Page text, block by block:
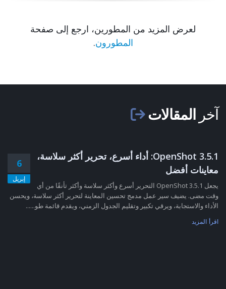
لعرض المزيد من المطورين، ارجع إلى صفحة
المطورون.
آخر المقالات
6
إبريل
OpenShot 3.5.1: أداء أسرع، تحرير أكثر سلاسة،
معاينات أفضل
يجعل OpenShot 3.5.1 التحرير أسرع وأكثر سلاسة وأكثر تأنقًا من أي
وقت مضى. يضيف سير عمل مدمج تحسين المعاينة لتحرير أكثر سلاسة، ويحسن
الأداء والاستجابة، ويرقي تكبير وتقليم الجدول الزمني، ويقدم قائمة طو......
اقرأ المزيد